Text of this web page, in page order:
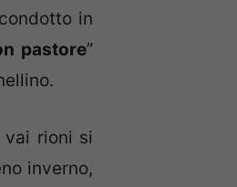
in
pastore”
rioni si
inverno,